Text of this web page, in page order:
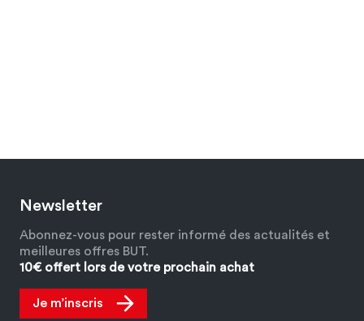
Newsletter
Abonnez-vous pour rester informé des actualités et
meilleures offres BUT.
10€ offert lors de votre prochain achat
Je m’inscris